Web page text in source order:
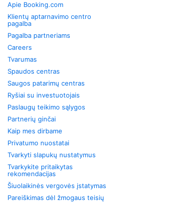
Apie Booking.com
Klientų aptarnavimo centro
pagalba
Pagalba partneriams
Careers
Tvarumas
Spaudos centras
Saugos patarimų centras
Ryšiai su investuotojais
Paslaugų teikimo sąlygos
Partnerių ginčai
Kaip mes dirbame
Privatumo nuostatai
Tvarkyti slapukų nustatymus
Tvarkykite pritaikytas
rekomendacijas
Šiuolaikinės vergovės įstatymas
Pareiškimas dėl žmogaus teisių